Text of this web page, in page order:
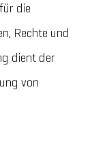
die
Rechte und
dient der
von